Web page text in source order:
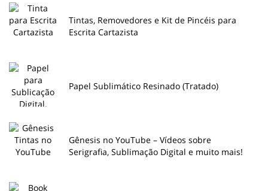
Tintas, Removedores e Kit de Pincéis para
Escrita Cartazista
Papel Sublimático Resinado (Tratado)
Gênesis no YouTube – Vídeos sobre
Serigrafia, Sublimação Digital e muito mais!